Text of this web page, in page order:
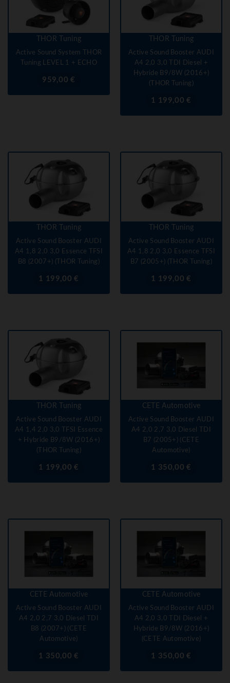
THOR Tuning
Active Sound System THOR
Tuning LEVEL 1 + ECHO
Prix
959,00 €
THOR Tuning
Active Sound Booster AUDI
A4 2,0 3,0 TDI Diesel +
Hybride B9/8W (2016+)
(THOR Tuning)
Prix1 199,00 €
THOR Tuning
Active Sound Booster AUDI
A4 1,8 2,0 3,0 Essence TFSI
B8 (2007+) (THOR Tuning)
Prix1 199,00 €
THOR Tuning
Active Sound Booster AUDI
A4 1,8 2,0 3,0 Essence TFSI
B7 (2005+) (THOR Tuning)
Prix1 199,00 €
THOR Tuning
Active Sound Booster AUDI
A4 1,4 2,0 3,0 TFSI Essence
+ Hybride B9/8W (2016+)
(THOR Tuning)
Prix1 199,00 €
CETE Automotive
Active Sound Booster AUDI
A4 2,0 2,7 3,0 Diesel TDI
B7 (2005+) (CETE
Automotive)
Prix1 350,00 €
CETE Automotive
Active Sound Booster AUDI
A4 2,0 2,7 3,0 Diesel TDI
B8 (2007+) (CETE
Automotive)
Prix1 350,00 €
CETE Automotive
Active Sound Booster AUDI
A4 2,0 3,0 TDI Diesel +
Hybride B9/8W (2016+)
(CETE Automotive)
Prix1 350,00 €